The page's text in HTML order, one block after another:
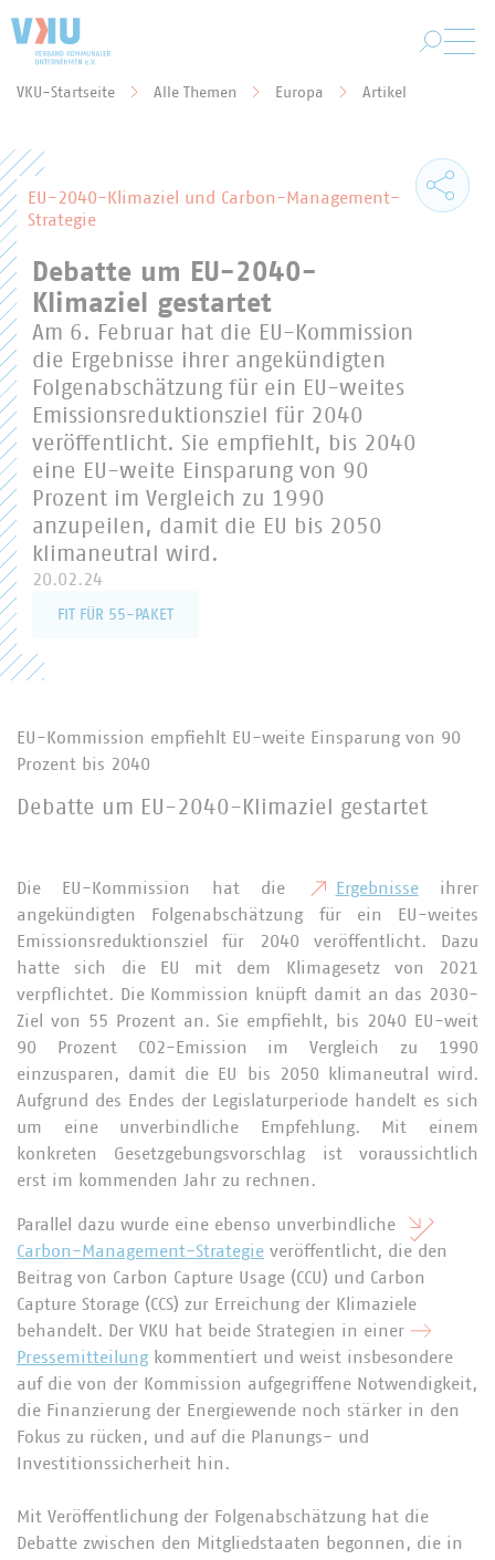
VKU-Startseite Alle Themen Europa Artikel
EU-2040-Klimaziel und Carbon-Management-
Strategie
Debatte um EU-2040-
Klimaziel gestartet
Am 6. Februar hat die EU-Kommission
die Ergebnisse ihrer angekündigten
Folgenabschätzung für ein EU-weites
Emissionsreduktionsziel für 2040
veröffentlicht. Sie empfiehlt, bis 2040
eine EU-weite Einsparung von 90
Prozent im Vergleich zu 1990
anzupeilen, damit die EU bis 2050
klimaneutral wird.
20.02.24
FIT FÜR 55-PAKET
EU-Kommission empfiehlt EU-weite Einsparung von 90
Prozent bis 2040
Debatte um EU-2040-Klimaziel gestartet
Die EU-Kommission hat die Ergebnisseihrer
angekündigten Folgenabschätzung für ein EU-weites
Emissionsreduktionsziel für 2040 veröffentlicht. Dazu
hatte sich die EU mit dem Klimagesetz von 2021
verpflichtet. Die Kommission knüpft damit an das 2030-
Ziel von 55 Prozent an. Sie empfiehlt, bis 2040 EU-weit
90 Prozent CO2-Emission im Vergleich zu 1990
einzusparen, damit die EU bis 2050 klimaneutral wird.
Aufgrund des Endes der Legislaturperiode handelt es sich
um eine unverbindliche Empfehlung. Mit einem
konkreten Gesetzgebungsvorschlag ist voraussichtlich
erst im kommenden Jahr zu rechnen.
Parallel dazu wurde eine ebenso unverbindliche
Carbon-Management-Strategie veröffentlicht, die den
Beitrag von Carbon Capture Usage (CCU) und Carbon
Capture Storage (CCS) zur Erreichung der Klimaziele
behandelt. Der VKU hat beide Strategien in einer
Pressemitteilung kommentiert und weist insbesondere
auf die von der Kommission aufgegriffene Notwendigkeit,
die Finanzierung der Energiewende noch stärker in den
Fokus zu rücken, und auf die Planungs- und
Investitionssicherheit hin.
Mit Veröffentlichung der Folgenabschätzung hat die
Debatte zwischen den Mitgliedstaaten begonnen, die in